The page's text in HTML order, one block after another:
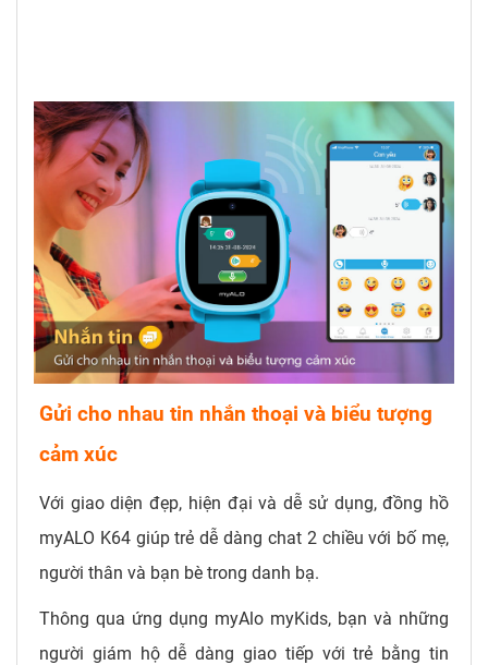
Gửi cho nhau tin nhắn thoại và biểu tượng
cảm xúc
Với giao diện đẹp, hiện đại và dễ sử dụng, đồng hồ
myALO K64 giúp trẻ dễ dàng chat 2 chiều với bố mẹ,
người thân và bạn bè trong danh bạ.
Thông qua ứng dụng myAlo myKids, bạn và những
người giám hộ dễ dàng giao tiếp với trẻ bằng tin